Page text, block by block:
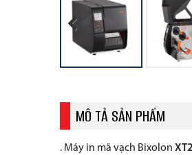
Previous
MÔ TẢ SẢN PHẨM
. Máy in mã vạch Bixolon